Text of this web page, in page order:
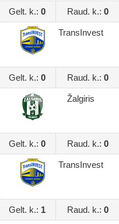
Gelt. k.: 0 Raud. k.: 0
TransInvest
Gelt. k.: 0 Raud. k.: 0
Žalgiris
Gelt. k.: 0 Raud. k.: 0
TransInvest
Gelt. k.: 1 Raud. k.: 0